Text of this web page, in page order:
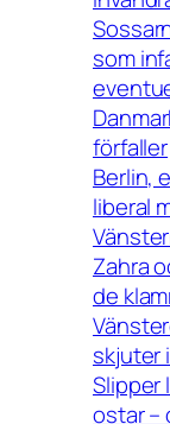
som
förfaller
Berlin,
liberal
Zahra
de
skjuter
Slipper
ostar –